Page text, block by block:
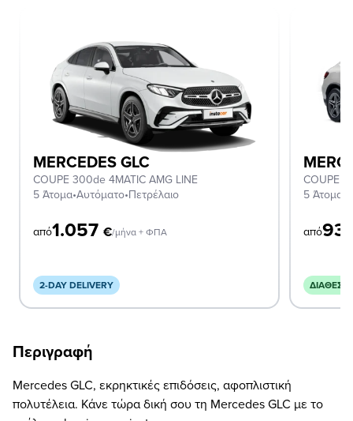
MERCEDES GLC
COUPE 300de 4MATIC AMG LINE
5 Άτομα•Αυτόματο•Πετρέλαιο
από1.057 €/μήνα + ΦΠΑ
2-DAY DELIVERY
COUPE
5 Άτομα
από
Περιγραφή
Mercedes GLC, εκρηκτικές επιδόσεις, αφοπλιστική
πολυτέλεια. Κάνε τώρα δική σου τη Mercedes GLC με το